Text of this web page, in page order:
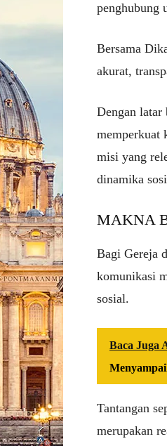
penghubung
Bersama
akurat,
Dengan latar
memperkuat
misi yang
dinamika
MAKNA
Bagi Gereja
komunikasi
sosial.
Baca Juga
Tantangan
merupakan